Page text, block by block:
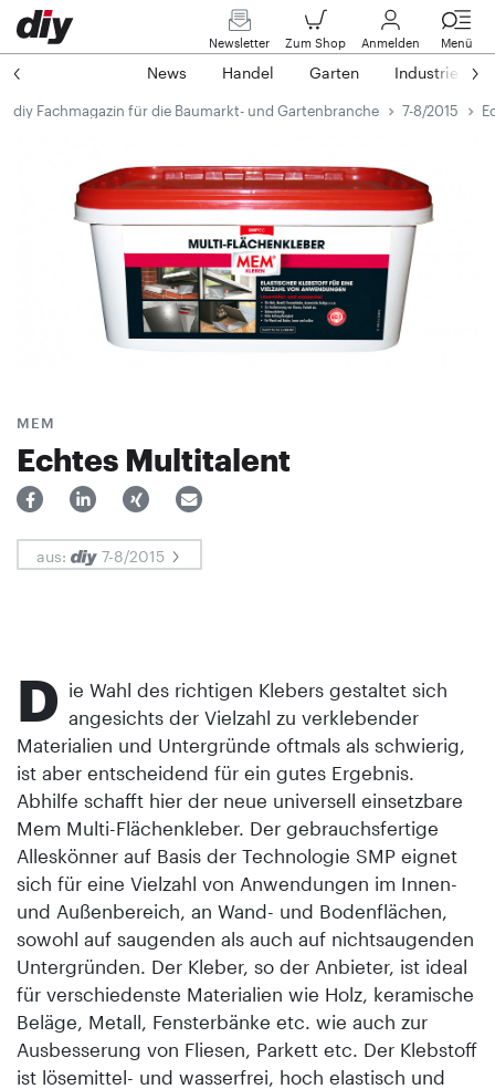
Newsletter Zum Shop Anmelden Menü
News Handel Garten Industrie
diy Fachmagazin für die Baumarkt- und Gartenbranche 7-8/2015
MEM
Echtes Multitalent
aus: 7-8/2015
D ie Wahl des richtigen Klebers gestaltet sich
angesichts der Vielzahl zu verklebender
Materialien und Untergründe oftmals als schwierig,
ist aber entscheidend für ein gutes Ergebnis.
Abhilfe schafft hier der neue universell einsetzbare
Mem Multi-Flächenkleber. Der gebrauchsfertige
Alleskönner auf Basis der Technologie SMP eignet
sich für eine Vielzahl von Anwendungen im Innen-
und Außenbereich, an Wand- und Bodenflächen,
sowohl auf saugenden als auch auf nichtsaugenden
Untergründen. Der Kleber, so der Anbieter, ist ideal
für verschiedenste Materialien wie Holz, keramische
Beläge, Metall, Fensterbänke etc. wie auch zur
Ausbesserung von Fliesen, Parkett etc. Der Klebstoff
ist lösemittel- und wasserfrei, hoch elastisch und